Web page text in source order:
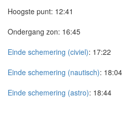
Hoogste punt: 12:41
Ondergang zon: 16:45
Einde schemering (civiel): 17:22
Einde schemering (nautisch): 18:04
Einde schemering (astro): 18:44